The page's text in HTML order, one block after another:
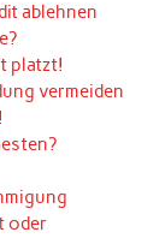
ablehnen
platzt!
vermeiden
oder